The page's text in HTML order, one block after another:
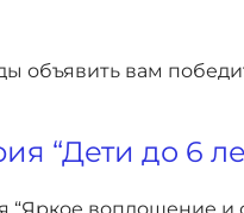
объявить вам
“Дети до 6